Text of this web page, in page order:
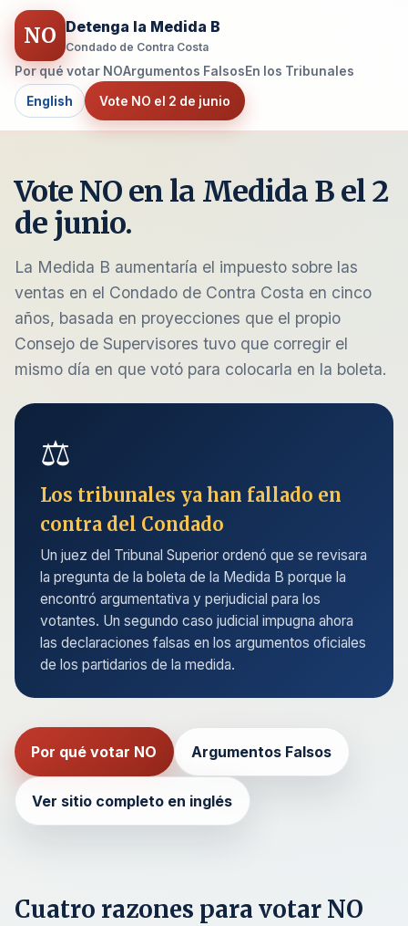
NO Detenga la Medida B
Condado de Contra Costa
Por qué votar NOArgumentos FalsosEn los Tribunales
English Vote NO el 2 de junio
Vote NO en la Medida B el 2
de junio.
La Medida B aumentaría el impuesto sobre las
ventas en el Condado de Contra Costa en cinco
años, basada en proyecciones que el propio
Consejo de Supervisores tuvo que corregir el
mismo día en que votó para colocarla en la boleta.
⚖️
Los tribunales ya han fallado en
contra del Condado
Un juez del Tribunal Superior ordenó que se revisara
la pregunta de la boleta de la Medida B porque la
encontró argumentativa y perjudicial para los
votantes. Un segundo caso judicial impugna ahora
las declaraciones falsas en los argumentos oficiales
de los partidarios de la medida.
Por qué votar NO Argumentos Falsos
Ver sitio completo en inglés
Cuatro razones para votar NO